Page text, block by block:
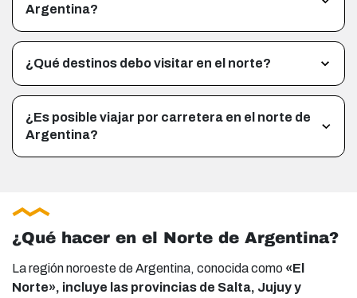
Argentina?
¿Qué destinos debo visitar en el norte?
¿Es posible viajar por carretera en el norte de
Argentina?
¿Qué hacer en el Norte de Argentina?
La región noroeste de Argentina, conocida como «El
Norte», incluye las provincias de Salta, Jujuy y